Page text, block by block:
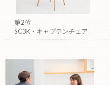
第2位
SC3K・キャプテンチェア